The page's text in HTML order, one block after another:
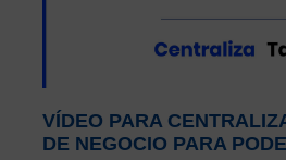
VÍDEO PARA
DE NEGOCIO PARA